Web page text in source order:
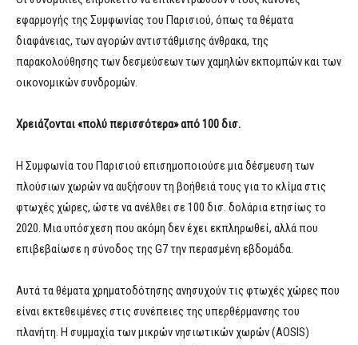
εφαρμογής της Συμφωνίας του Παρισιού, όπως τα θέματα
διαφάνειας, των αγορών αντιστάθμισης άνθρακα, της
παρακολούθησης των δεσμεύσεων των χαμηλών εκπομπών και των
οικονομικών συνδρομών.
Χρειάζονται «πολύ περισσότερα» από 100 δισ.
Η Συμφωνία του Παρισιού επισημοποιούσε μια δέσμευση των
πλούσιων χωρών να αυξήσουν τη βοήθειά τους για το κλίμα στις
φτωχές χώρες, ώστε να ανέλθει σε 100 δισ. δολάρια ετησίως το
2020. Μια υπόσχεση που ακόμη δεν έχει εκπληρωθεί, αλλά που
επιβεβαίωσε η σύνοδος της G7 την περασμένη εβδομάδα.
Αυτά τα θέματα χρηματοδότησης ανησυχούν τις φτωχές χώρες που
είναι εκτεθειμένες στις συνέπειες της υπερθέρμανσης του
πλανήτη. Η συμμαχία των μικρών νησιωτικών χωρών (AOSIS)